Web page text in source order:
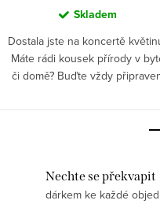
Skladem
Dostala jste na koncertě
Máte rádi kousek přírody v
či domě? Buďte vždy
Nechte se překvapit
dárkem ke každé